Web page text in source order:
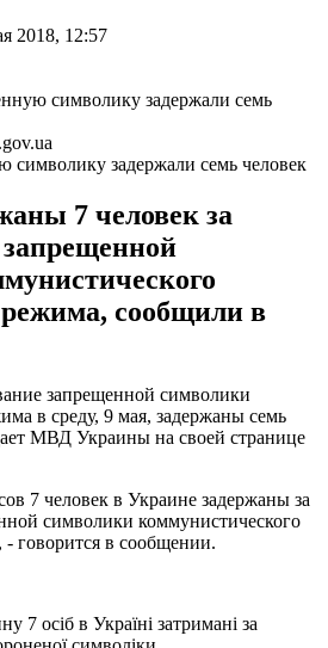
2018, 12:57
символику задержали семь человек
7 человек за
режима, сообщили в
запрещенной символики
в среду, 9 мая, задержаны семь
МВД Украины на своей странице
7 человек в Украине задержаны за
символики коммунистического
говорится в сообщении.
7 осіб в Україні затримані за